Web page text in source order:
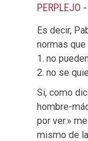
PERPLEJO -
Es decir,
normas que
1. no
2. no se
Si, como
hombre-
por ver.»
mismo de